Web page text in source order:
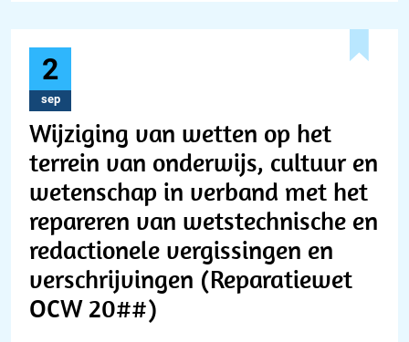
2
sep
Wijziging van wetten op het
terrein van onderwijs, cultuur en
wetenschap in verband met het
repareren van wetstechnische en
redactionele vergissingen en
verschrijvingen (Reparatiewet
OCW 20##)